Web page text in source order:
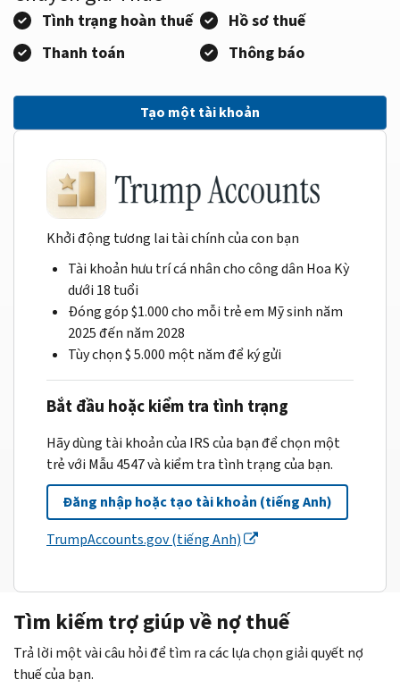
Tình trạng hoàn thuế
Hồ sơ thuế
Thanh toán
Thông báo
Tạo một tài khoản
Khởi động tương lai tài chính của con bạn
Tài khoản hưu trí cá nhân cho công dân Hoa Kỳ
dưới 18 tuổi
Đóng góp $1.000 cho mỗi trẻ em Mỹ sinh năm
2025 đến năm 2028
Tùy chọn $ 5.000 một năm để ký gửi
Bắt đầu hoặc kiểm tra tình trạng
Hãy dùng tài khoản của IRS của bạn để chọn một
trẻ với Mẫu 4547 và kiểm tra tình trạng của bạn.
Đăng nhập hoặc tạo tài khoản (tiếng Anh)
TrumpAccounts.gov (tiếng Anh)
Tìm kiếm trợ giúp về nợ thuế
Trả lời một vài câu hỏi để tìm ra các lựa chọn giải quyết nợ
thuế của bạn.